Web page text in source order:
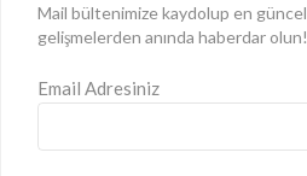
Mail bültenimize kaydolup en güncel
gelişmelerden anında haberdar olun!
Email Adresiniz